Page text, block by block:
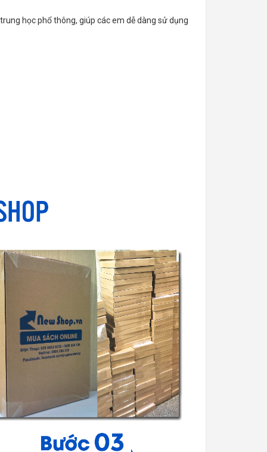
học phổ thông, giúp các em dễ dàng sử dụng